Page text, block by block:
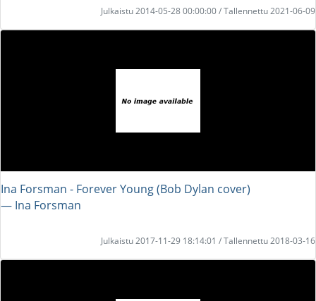
Julkaistu 2014-05-28 00:00:00 / Tallennettu 2021-06-09
Ina Forsman - Forever Young (Bob Dylan cover)
― Ina Forsman
Julkaistu 2017-11-29 18:14:01 / Tallennettu 2018-03-16